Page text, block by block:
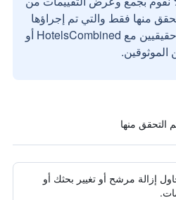
منها فقط والتي تم إجراؤها
بواسطة مستخدمين حقيقيين مع HotelsCombined أو
الموثوقين.
إزالة مرشح أو تغيير بحثك أو